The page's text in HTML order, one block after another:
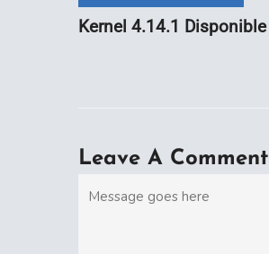
Kernel 4.14.1 Disponible
Leave A Comment